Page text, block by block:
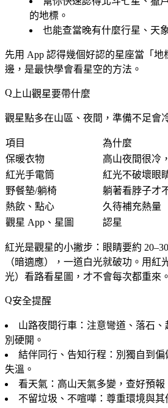
的地標。
也能查當晚有什麼行星、天
先用 App 認得幾個好認的星座當「地
邊，是最快學會看星空的方法。
上山觀星要帶什麼
觀星點多在山區、夜間，準備不足會
項目
為什麼
保暖衣物
高山夜間很冷
紅光手電筒
紅光不破壞眼
野餐墊/躺椅
躺著看脖子才
熱飲、點心
久待補充熱量
觀星 App、星圖
認星
紅光是觀星的小撇步 ：眼睛要約
（暗適應），一道白光就破功。用紅
光）看路看星圖，才不會每次都重來。
安全提醒
山路夜間行車 ：注意彎道、落石
別硬開。
結伴同行、告知行程 ：別獨自到
失溫。
看天氣 ：高山天氣多變，查好預報
不留垃圾、不喧嘩 ：尊重環境與其